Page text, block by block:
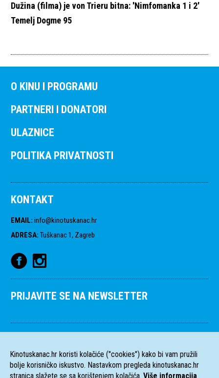
Dužina (filma) je von Trieru bitna: 'Nimfomanka 1 i 2'
Temelj Dogme 95
O KINU I PROGRAMU
PARTNERI I DONATORI
ULAZNICE
POLITIKA PRIVATNOSTI
KONTAKT
EMAIL: info@kinotuskanac.hr
ADRESA: Tuškanac 1, Zagreb
PRIJAVITE SE NA NEWSLETTER
Kinotuskanac.hr koristi kolačiće ("cookies") kako bi vam pružili
bolje korisničko iskustvo. Nastavkom pregleda kinotuskanac.hr
stranica slažete se sa korištenjem kolačića. Više informacija